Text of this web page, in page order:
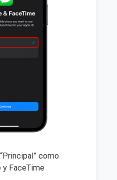
como
y FaceTime